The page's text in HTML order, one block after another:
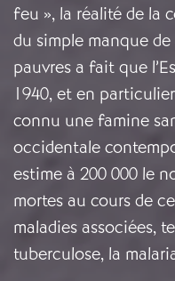
feu », la réalité de la
du simple manque
pauvres a fait que
1940, et en
connu une famine
occidentale
estime à 200 000 le
mortes au cours de
maladies associées,
tuberculose, la